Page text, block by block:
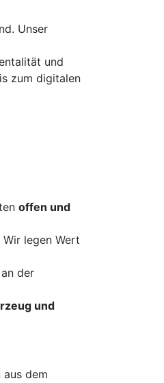
Unser
und
zum digitalen
offen und
legen Wert
der
und
aus dem